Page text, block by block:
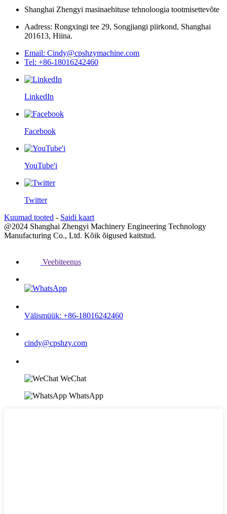
Shanghai Zhengyi masinaehituse tehnoloogia tootmisettevõte
Aadress: Rongxingi tee 29, Songjiangi piirkond, Shanghai
201613, Hiina.
Email: Cindy@cpshzymachine.com
Tel: +86-18016242460
LinkedIn
Facebook
YouTube'i
Twitter
Kuumad tooted - Saidi kaart
@2024 Shanghai Zhengyi Machinery Engineering Technology
Manufacturing Co., Ltd. Kõik õigused kaitstud.
Veebiteenus
Välismüük: +86-18016242460
cindy@cpshzy.com
WeChat
WhatsApp